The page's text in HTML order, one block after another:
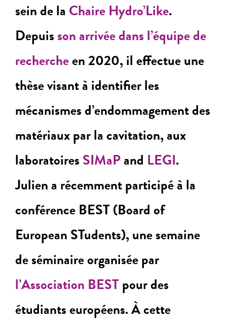
sein de la Chaire Hydro’Like.
Depuis son arrivée dans l’équipe de
rechercheen 2020, il effectue une
thèse visant à identifier les
mécanismes d’endommagement des
matériaux par la cavitation, aux
laboratoires SIMaPand LEGI.
Julien a récemment participé à la
conférence BEST (Board of
European STudents), une semaine
de séminaire organisée par
l’Association BESTpour des
étudiants européens. À cette